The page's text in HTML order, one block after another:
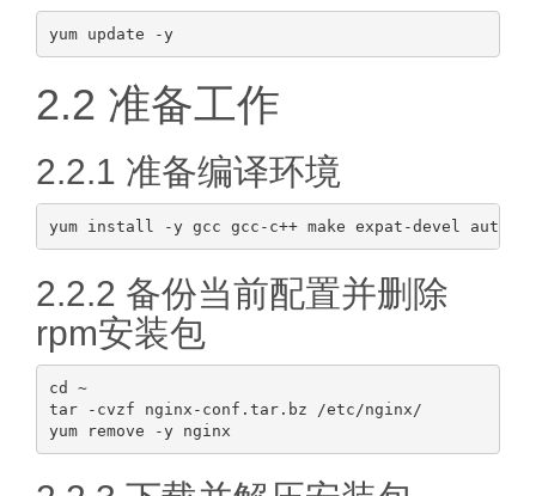
yum update -y
2.2 准备工作
2.2.1 准备编译环境
2.2.2 备份当前配置并删除
rpm安装包
cd ~
tar -cvzf nginx-conf.tar.bz /etc/nginx/